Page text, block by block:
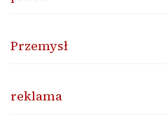
Przemysł
reklama